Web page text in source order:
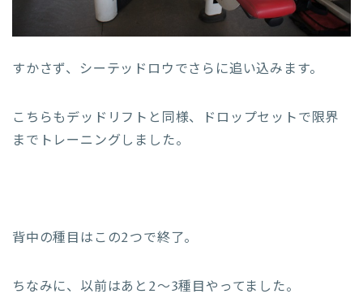
すかさず、シーテッドロウでさらに追い込みます。
こちらもデッドリフトと同様、ドロップセットで限界
までトレーニングしました。
背中の種目はこの2つで終了。
ちなみに、以前はあと2～3種目やってました。